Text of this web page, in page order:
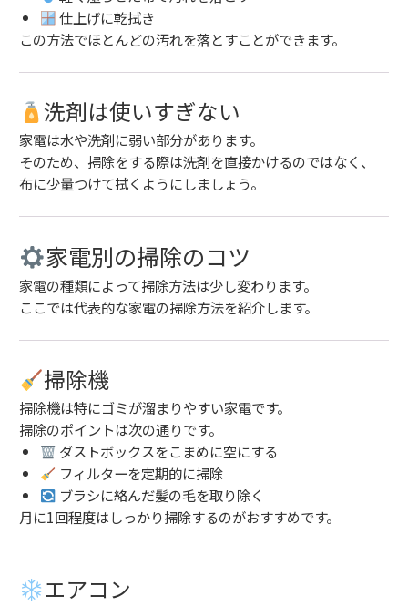
仕上げに乾拭き
この方法でほとんどの汚れを落とすことができます。
洗剤は使いすぎない
家電は水や洗剤に弱い部分があります。
そのため、掃除をする際は洗剤を直接かけるのではなく、
布に少量つけて拭くようにしましょう。
家電別の掃除のコツ
家電の種類によって掃除方法は少し変わります。
ここでは代表的な家電の掃除方法を紹介します。
掃除機
掃除機は特にゴミが溜まりやすい家電です。
掃除のポイントは次の通りです。
ダストボックスをこまめに空にする
フィルターを定期的に掃除
ブラシに絡んだ髪の毛を取り除く
月に1回程度はしっかり掃除するのがおすすめです。
エアコン